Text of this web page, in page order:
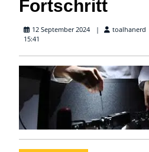
Fortschritt
12 September 2024 toalhanerd
15:41